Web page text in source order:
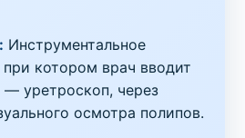
Инструментальное
при котором врач вводит
— уретроскоп, через
осмотра полипов.